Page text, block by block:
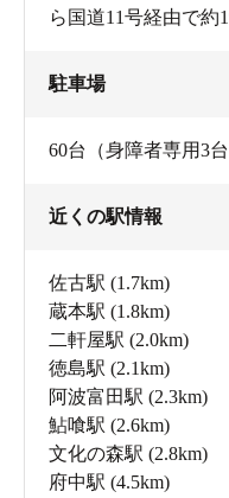
ら国道11号経由で約
駐車場
60台（身障者専用3台
近くの駅情報
佐古駅 (1.7km)
蔵本駅 (1.8km)
二軒屋駅 (2.0km)
徳島駅 (2.1km)
阿波富田駅 (2.3km)
鮎喰駅 (2.6km)
文化の森駅 (2.8km)
府中駅 (4.5km)